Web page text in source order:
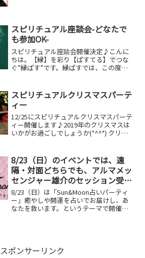
スピリチュアル座談会-どなたで
も参加OK-
スピリチュアル座談会開催決定♪こんに
ちは。【縁】を彩り【ぱすてる】でつな
ぐ”縁ぱす”です。縁ぱすでは、この度テ
どなたでも参加OKです♪詳細＆参加申込
詳細や参加申し込みの...
スピリチュアルクリスマスパーテ
ィー
12/25にスピリチュアルクリスマスパーテ
ィー開催します♪2019年のクリスマスは
いかがお過ごしでしょうか(*^^*) クリス
12/24～25はクリアな自分との…12...
8/23（日）のイベントでは、遠
隔・対面どちらでも、アルマメッ
センジャー雄介のセッション受け
ることができます。
8/23（日）は「Sun&Moon占いパーティ
ー」癒やしや開運を占いでお届けし、あ
なたを救います。というテーマで開催さ
スポンサーリンク